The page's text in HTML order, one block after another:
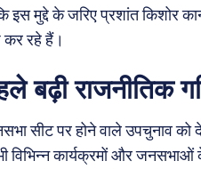
इस मुद्दे के जरिए प्रशांत किशोर
कर रहे हैं।
बढ़ी राजनीतिक
सीट पर होने वाले
विभिन्न कार्यक्रमों और